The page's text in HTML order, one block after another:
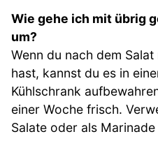
Wie gehe ich mit übrig
um?
Wenn du nach dem
hast, kannst du es in
Kühlschrank
einer Woche frisch.
Salate oder als